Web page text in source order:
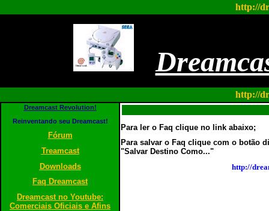
http://
http://
Dreamcast Revolution!
Reinventando seu Dreamcast!
Fórum
Treamcast
Downloads
Faq Dreamcast
Dreamcast no Youtube:
Comerciais Oficiais e Afins
Para ler o Faq clique no link abaixo;
Para salvar o Faq clique com o botão
"Salvar Destino Como..."
http://